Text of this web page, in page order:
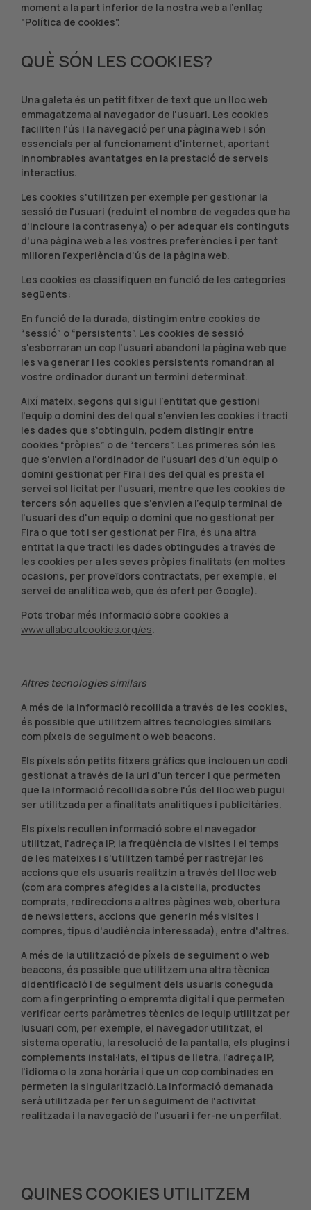
moment a la part inferior de la nostra web a l'enllaç
"Política de cookies".
QUÈ SÓN LES COOKIES?
Una galeta és un petit fitxer de text que un lloc web
emmagatzema al navegador de l'usuari. Les cookies
faciliten l'ús i la navegació per una pàgina web i són
essencials per al funcionament d'internet, aportant
innombrables avantatges en la prestació de serveis
interactius.
Les cookies s'utilitzen per exemple per gestionar la
sessió de l'usuari (reduint el nombre de vegades que ha
d'incloure la contrasenya) o per adequar els continguts
d'una pàgina web a les vostres preferències i per tant
milloren l'experiència d'ús de la pàgina web.
Les cookies es classifiquen en funció de les categories
següents:
En funció de la durada, distingim entre cookies de
“sessió” o “persistents”. Les cookies de sessió
s'esborraran un cop l'usuari abandoni la pàgina web que
les va generar i les cookies persistents romandran al
vostre ordinador durant un termini determinat.
Així mateix, segons qui sigui l'entitat que gestioni
l'equip o domini des del qual s'envien les cookies i tracti
les dades que s'obtinguin, podem distingir entre
cookies “pròpies” o de “tercers”. Les primeres són les
que s'envien a l'ordinador de l'usuari des d'un equip o
domini gestionat per Fira i des del qual es presta el
servei sol·licitat per l'usuari, mentre que les cookies de
tercers són aquelles que s'envien a l'equip terminal de
l'usuari des d'un equip o domini que no gestionat per
Fira o que tot i ser gestionat per Fira, és una altra
entitat la que tracti les dades obtingudes a través de
les cookies per a les seves pròpies finalitats (en moltes
ocasions, per proveïdors contractats, per exemple, el
servei de analítica web, que és ofert per Google).
Pots trobar més informació sobre cookies a
www.allaboutcookies.org/es.
Altres tecnologies similars
A més de la informació recollida a través de les cookies,
és possible que utilitzem altres tecnologies similars
com píxels de seguiment o web beacons.
Els píxels són petits fitxers gràfics que inclouen un codi
gestionat a través de la url d'un tercer i que permeten
que la informació recollida sobre l'ús del lloc web pugui
ser utilitzada per a finalitats analítiques i publicitàries.
Els píxels recullen informació sobre el navegador
utilitzat, l'adreça IP, la freqüència de visites i el temps
de les mateixes i s'utilitzen també per rastrejar les
accions que els usuaris realitzin a través del lloc web
(com ara compres afegides a la cistella, productes
comprats, redireccions a altres pàgines web, obertura
de newsletters, accions que generin més visites i
compres, tipus d'audiència interessada), entre d'altres.
A més de la utilització de píxels de seguiment o web
beacons, és possible que utilitzem una altra tècnica
didentificació i de seguiment dels usuaris coneguda
com a fingerprinting o empremta digital i que permeten
verificar certs paràmetres tècnics de lequip utilitzat per
lusuari com, per exemple, el navegador utilitzat, el
sistema operatiu, la resolució de la pantalla, els plugins i
complements instal·lats, el tipus de lletra, l'adreça IP,
l'idioma o la zona horària i que un cop combinades en
permeten la singularització.La informació demanada
serà utilitzada per fer un seguiment de l'activitat
realitzada i la navegació de l'usuari i fer-ne un perfilat.
QUINES COOKIES UTILITZEM